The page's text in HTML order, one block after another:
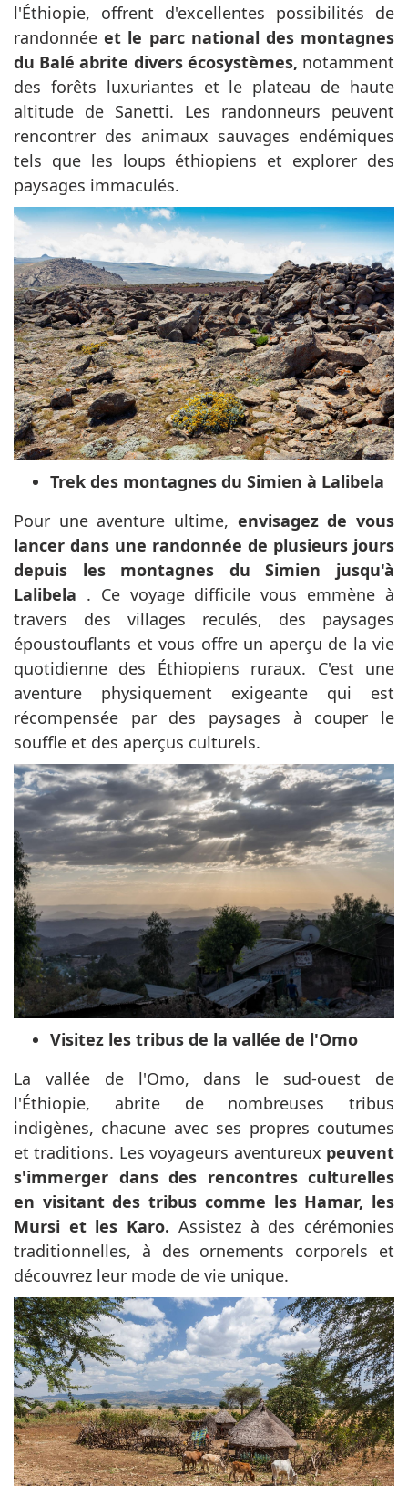
l'Éthiopie, offrent d'excellentes possibilités de
randonnéeet le parc national des montagnes
du Balé abrite divers écosystèmes, notamment
des forêts luxuriantes et le plateau de haute
altitude de Sanetti. Les randonneurs peuvent
rencontrer des animaux sauvages endémiques
tels que les loups éthiopiens et explorer des
paysages immaculés.
Trek des montagnes du Simien à Lalibela
Pour une aventure ultime, envisagez de vous
lancer dans une randonnée de plusieurs jours
depuis les montagnes du Simien jusqu'à
Lalibela . Ce voyage difficile vous emmène à
travers des villages reculés, des paysages
époustouflants et vous offre un aperçu de la vie
quotidienne des Éthiopiens ruraux. C'est une
aventure physiquement exigeante qui est
récompensée par des paysages à couper le
souffle et des aperçus culturels.
Visitez les tribus de la vallée de l'Omo
La vallée de l'Omo, dans le sud-ouest de
l'Éthiopie, abrite de nombreuses tribus
indigènes, chacune avec ses propres coutumes
et traditions. Les voyageurs aventureux peuvent
s'immerger dans des rencontres culturelles
en visitant des tribus comme les Hamar, les
Mursi et les Karo. Assistez à des cérémonies
traditionnelles, à des ornements corporels et
découvrez leur mode de vie unique.